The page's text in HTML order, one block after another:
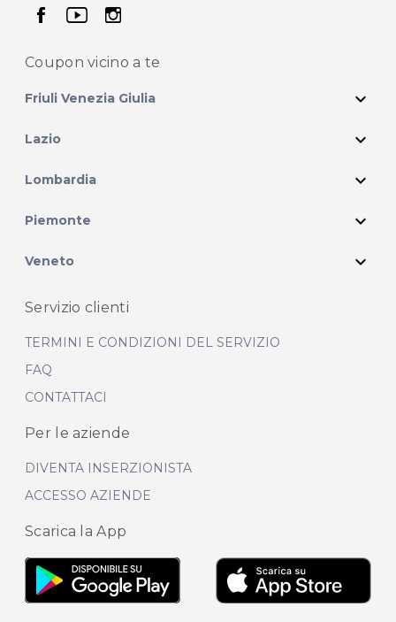
seguici su facebook
seguici su youtube
seguici su instagram
Coupon vicino a te
Friuli Venezia Giulia expand_more
Lazio expand_more
Lombardia expand_more
Piemonte expand_more
Veneto expand_more
Servizio clienti
TERMINI E CONDIZIONI DEL SERVIZIO
FAQ
CONTATTACI
Per le aziende
DIVENTA INSERZIONISTA
ACCESSO AZIENDE
Scarica la App